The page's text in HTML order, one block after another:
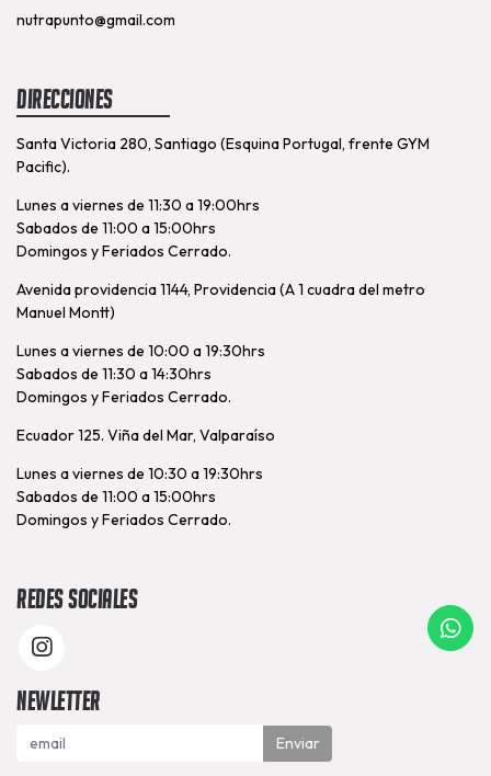
nutrapunto@gmail.com
Direcciones
Santa Victoria 280, Santiago (Esquina Portugal, frente GYM
Pacific).
Lunes a viernes de 11:30 a 19:00hrs
Sabados de 11:00 a 15:00hrs
Domingos y Feriados Cerrado.
Avenida providencia 1144, Providencia (A 1 cuadra del metro
Manuel Montt)
Lunes a viernes de 10:00 a 19:30hrs
Sabados de 11:30 a 14:30hrs
Domingos y Feriados Cerrado.
Ecuador 125. Viña del Mar, Valparaíso
Lunes a viernes de 10:30 a 19:30hrs
Sabados de 11:00 a 15:00hrs
Domingos y Feriados Cerrado.
Redes Sociales
Newletter
Enviar